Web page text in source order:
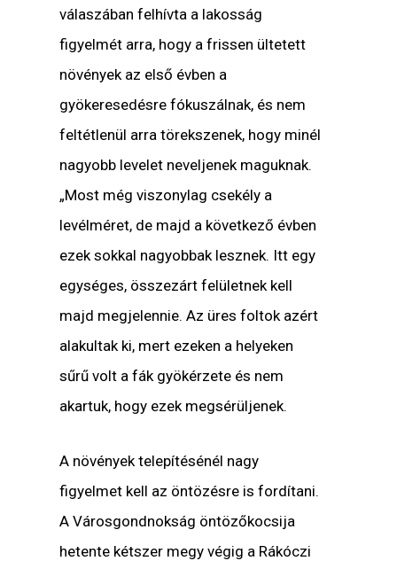
válaszában felhívta a lakosság
figyelmét arra, hogy a frissen ültetett
növények az első évben a
gyökeresedésre fókuszálnak, és nem
feltétlenül arra törekszenek, hogy minél
nagyobb levelet neveljenek maguknak.
„Most még viszonylag csekély a
levélméret, de majd a következő évben
ezek sokkal nagyobbak lesznek. Itt egy
egységes, összezárt felületnek kell
majd megjelennie. Az üres foltok azért
alakultak ki, mert ezeken a helyeken
sűrű volt a fák gyökérzete és nem
akartuk, hogy ezek megsérüljenek.
A növények telepítésénél nagy
figyelmet kell az öntözésre is fordítani.
A Városgondnokság öntözőkocsija
hetente kétszer megy végig a Rákóczi